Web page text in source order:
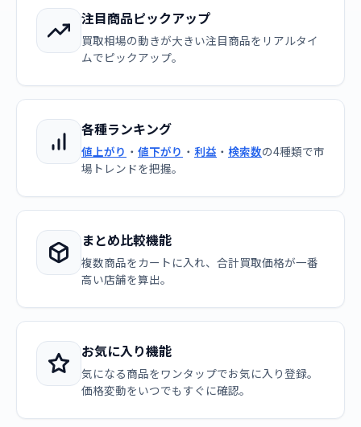
注目商品ピックアップ
買取相場の動きが大きい注目商品をリアルタイ
ムでピックアップ。
各種ランキング
値上がり ・ 値下がり ・ 利益 ・ 検索数の4種類で市
場トレンドを把握。
まとめ比較機能
複数商品をカートに入れ、合計買取価格が一番
高い店舗を算出。
お気に入り機能
気になる商品をワンタップでお気に入り登録。
価格変動をいつでもすぐに確認。